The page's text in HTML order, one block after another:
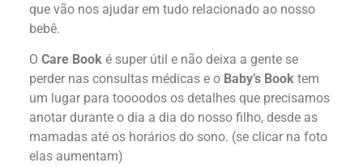
que vão nos ajudar em tudo relacionado ao nosso
bebê.
O Care Book é super útil e não deixa a gente se
perder nas consultas médicas e o Baby’s Book tem
um lugar para toooodos os detalhes que precisamos
anotar durante o dia a dia do nosso filho, desde as
mamadas até os horários do sono. (se clicar na foto
elas aumentam)